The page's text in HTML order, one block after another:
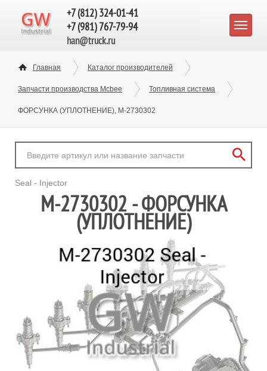
+7 (812) 324-01-41
+7 (981) 767-79-94
han@truck.ru
Главная Каталог производителей
Запчасти производства Mcbee Топливная система
ФОРСУНКА (УПЛОТНЕНИЕ), M-2730302
Seal - Injector
M-2730302 - ФОРСУНКА
(УПЛОТНЕНИЕ)